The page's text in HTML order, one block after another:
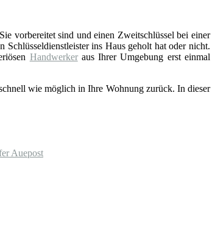
vorbereitet sind und einen Zweitschlüssel bei einer
Schlüsseldienstleister ins Haus geholt hat oder nicht.
Handwerkeraus Ihrer Umgebung erst einmal
wie möglich in Ihre Wohnung zurück. In dieser
Auepost